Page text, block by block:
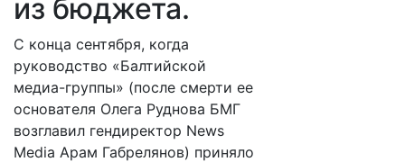
из бюджета.
С конца сентября, когда
руководство «Балтийской
медиа-группы» (после смерти ее
основателя Олега Руднова БМГ
возглавил гендиректор News
Media Арам Габрелянов) приняло